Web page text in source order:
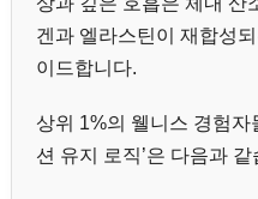
겐과 엘라스틴이 재합성
이드합니다.
상위 1%의 웰니스 경험자
션 유지 로직’은 다음과 같